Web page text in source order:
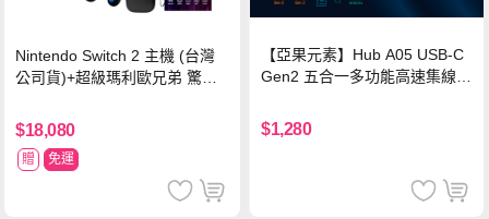
Nintendo Switch 2 主機 (台灣
公司貨)+超級瑪利歐兄弟 驚奇
球 狂熱 中文版
$18,080
贈 免運
【亞果元素】Hub A05 USB-C
Gen2 五合一多功能高速集線
$1,280